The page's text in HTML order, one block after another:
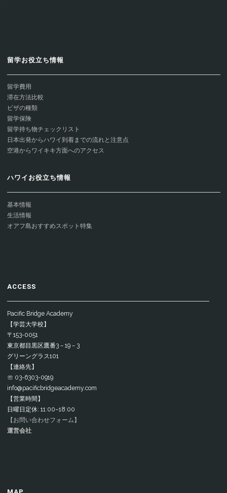
留学お役立ち情報
留学費用
滞在方法比較
ビザの種類
留学保険
留学持ち物チェックリスト
日本出発からハワイ到着までの流れと注意点
空港からワイキキ方面へのアクセス
ハワイお役立ち情報
基本情報
生活情報
オアフ島おすすめスポット特集
ACCESS
Pacific Bridge Academy
【学芸大学校】
〒153-0051
東京都目黒区鷹番3－19－3
グリーングラス101
【連絡先】
☏ 03-6303-0919
info@pacificbridgeacademy.com
【営業時間】
日曜日定休: 11:00–18:00
【お問い合わせフォーム】
運営会社